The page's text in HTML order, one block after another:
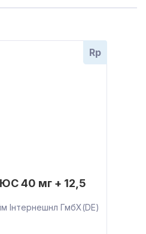
Rp
40 мг + 12,5
Інтернешнл ГмбХ(DE)